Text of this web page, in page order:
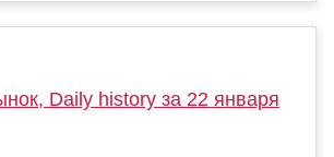
Daily history за 22 января